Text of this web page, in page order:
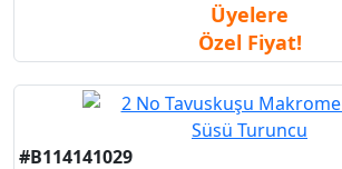
Üyelere
Özel Fiyat!
#B114141029